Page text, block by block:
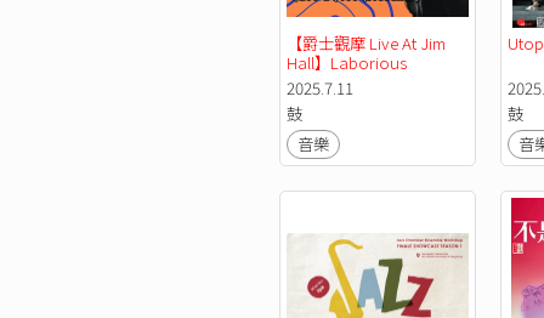
【爵士觀摩 Live At Jim
Hall】Laborious
Hardbop
2025.7.11
鼓
音樂
鼓
音